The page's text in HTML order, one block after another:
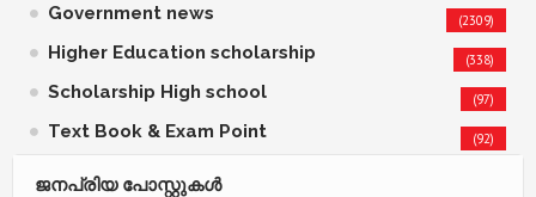
Government news (2309)
Higher Education scholarship (338)
Scholarship High school (97)
Text Book & Exam Point (92)
ജനപ്രിയ പോസ്റ്റുകള്‍‌